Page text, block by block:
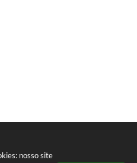
nosso site